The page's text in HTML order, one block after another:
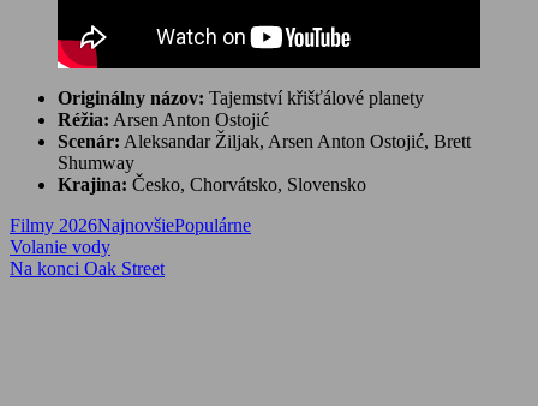
Originálny názov: Tajemství křišťálové planety
Réžia: Arsen Anton Ostojić
Scenár: Aleksandar Žiljak, Arsen Anton Ostojić, Brett
Shumway
Krajina: Česko, Chorvátsko, Slovensko
Filmy 2026NajnovšiePopulárne
Navigácia
v
Previous
Post:
Volanie vody
Next
Na konci Oak Street